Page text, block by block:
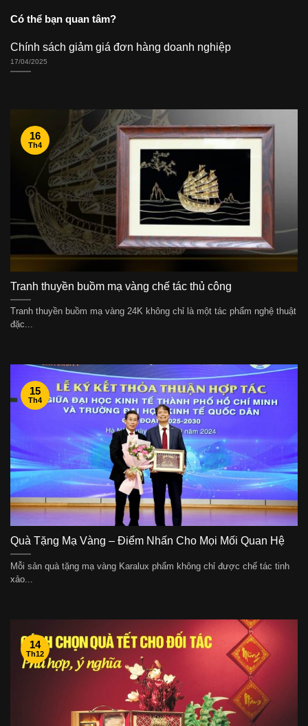
Có thể bạn quan tâm?
Chính sách giảm giá đơn hàng doanh nghiệp
17/04/2025
Tranh thuyền buồm mạ vàng chế tác thủ công
Tranh thuyền buồm mạ vàng 24K không chỉ là một tác phẩm nghệ thuật
đặc...
16
Th4
Quà Tặng Mạ Vàng – Điểm Nhấn Cho Mọi Mối Quan Hệ
Mỗi sản quà tặng mạ vàng Karalux phẩm không chỉ được chế tác tinh
xảo...
15
Th4
14
Th12